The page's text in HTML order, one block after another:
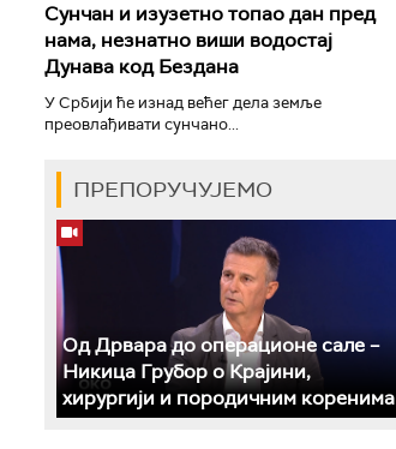
Сунчан и изузетно топао дан пред
нама, незнатно виши водостај
Дунава код Бездана
У Србији ће изнад већег дела земље
преовлађивати сунчано...
ПРЕПОРУЧУЈЕМО
Од Дрвара до операционе сале –
Никица Грубор о Крајини,
хирургији и породичним коренима